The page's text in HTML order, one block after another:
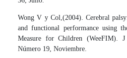
Wong V y Col,(2004). Cerebral
and functional performance using
Measure for Children (WeeFIM).
Número 19, Noviembre.